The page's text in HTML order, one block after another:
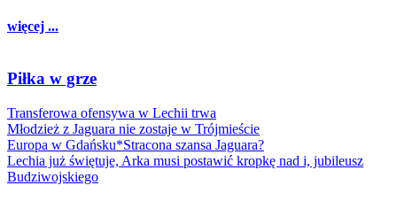
więcej ...
Piłka w grze
Transferowa ofensywa w Lechii trwa
Młodzież z Jaguara nie zostaje w Trójmieście
Europa w Gdańsku*Stracona szansa Jaguara?
Lechia już świętuje, Arka musi postawić kropkę nad i, jubileusz
Budziwojskiego